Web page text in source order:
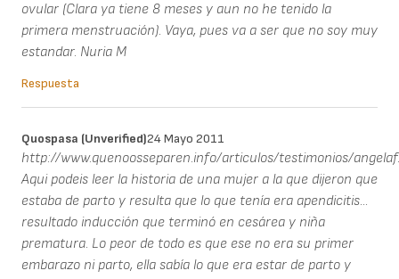
ovular (Clara ya tiene 8 meses y aun no he tenido la
primera menstruación). Vaya, pues va a ser que no soy muy
estandar. Nuria M
Respuesta
Quospasa (unverified)24 Mayo 2011
http://www.quenoosseparen.info/articulos/testimonios/
Aqui podeis leer la historia de una mujer a la que dijeron que
estaba de parto y resulta que lo que tenía era apendicitis...
resultado inducción que terminó en cesárea y niña
prematura. Lo peor de todo es que ese no era su primer
embarazo ni parto, ella sabía lo que era estar de parto y